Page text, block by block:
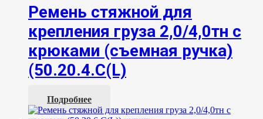
Ремень стяжной для
крепления груза 2,0/4,0тн с
крюками (съемная ручка)
(50.20.4.С(L)
Подробнее